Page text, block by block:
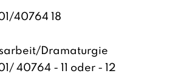
40764 18
Dramaturgie
40764 - 11 oder - 12